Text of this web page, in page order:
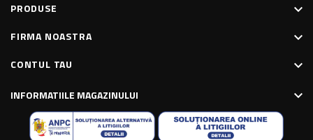
PRODUSE keyboard_arrow_down
FIRMA NOASTRA keyboard_arrow_down
CONTUL TAU keyboard_arrow_down
INFORMATIILE MAGAZINULUI keyboard_arrow_down